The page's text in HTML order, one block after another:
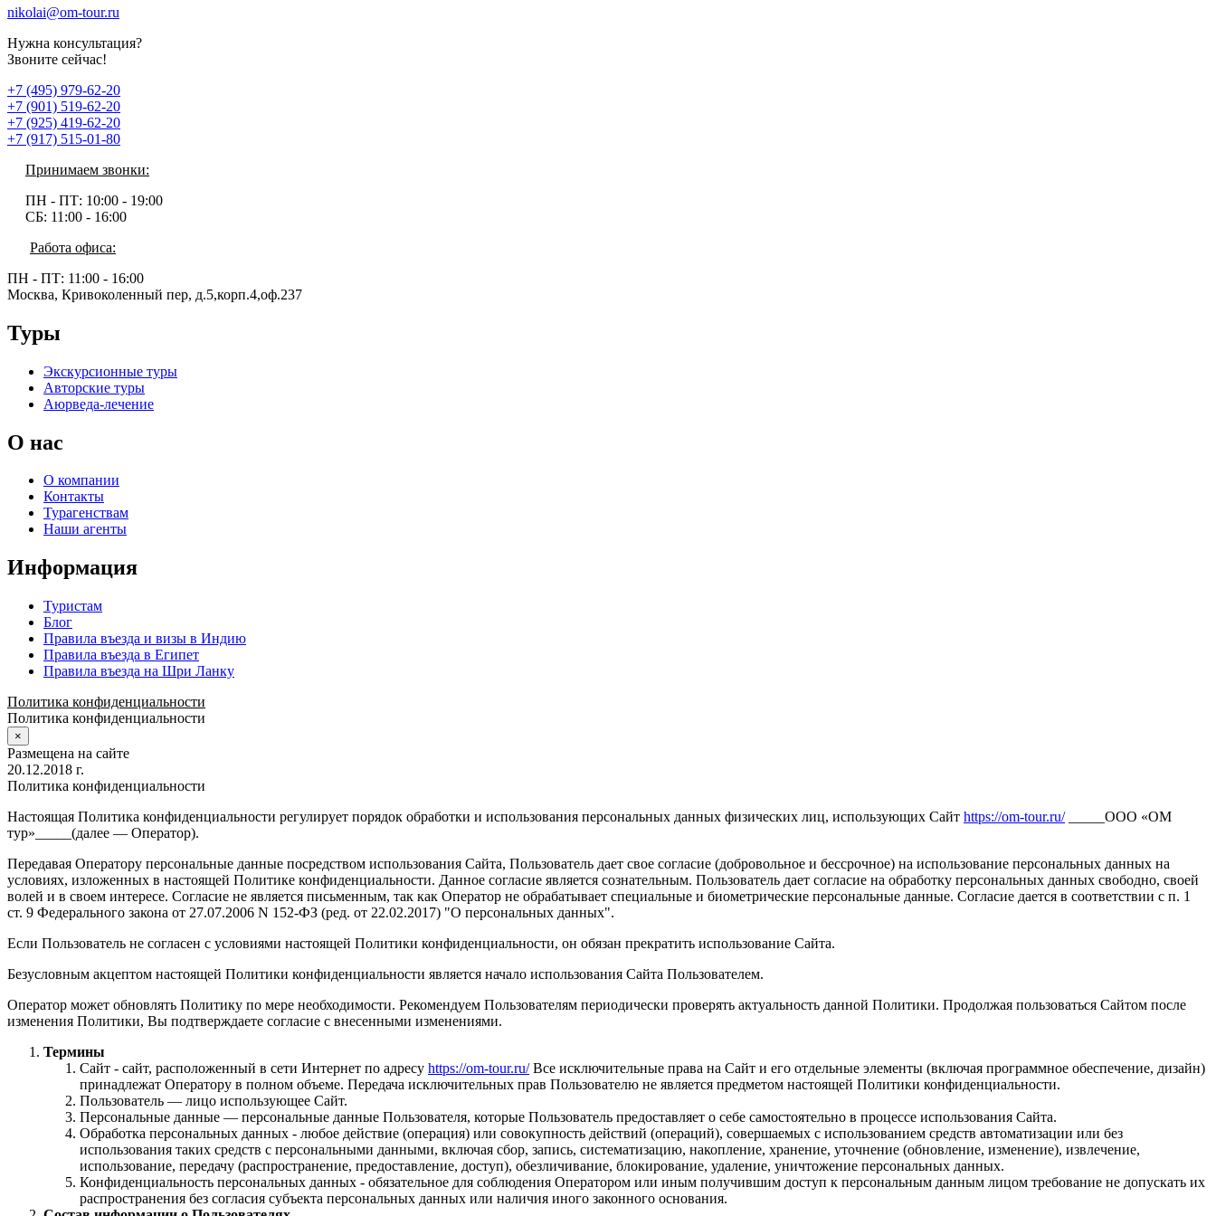
nikolai@om-tour.ru
Нужна консультация?
Звоните сейчас!
+7 (495) 979-62-20
+7 (901) 519-62-20
+7 (925) 419-62-20
+7 (917) 515-01-80
Принимаем звонки:
ПН - ПТ: 10:00 - 19:00
СБ: 11:00 - 16:00
Работа офиса:
ПН - ПТ: 11:00 - 16:00
Москва, Кривоколенный пер, д.5,корп.4,оф.237
Туры
Экскурсионные туры
Авторские туры
Аюрведа-лечение
О нас
О компании
Контакты
Турагенствам
Наши агенты
Информация
Туристам
Блог
Правила въезда и визы в Индию
Правила въезда в Египет
Правила въезда на Шри Ланку
Политика конфиденциальности
Политика конфиденциальности
×
Размещена на сайте
20.12.2018 г.
Политика конфиденциальности
Настоящая Политика конфиденциальности регулирует порядок обработки и использования персональных данных физических лиц, использующих Сайт https://om-tour.ru/_____ООО «ОМ
тур»_____(далее — Оператор).
Передавая Оператору персональные данные посредством использования Сайта, Пользователь дает свое согласие (добровольное и бессрочное) на использование персональных данных на
условиях, изложенных в настоящей Политике конфиденциальности. Данное согласие является сознательным. Пользователь дает согласие на обработку персональных данных свободно, своей
волей и в своем интересе. Согласие не является письменным, так как Оператор не обрабатывает специальные и биометрические персональные данные. Согласие дается в соответствии с п. 1
ст. 9 Федерального закона от 27.07.2006 N 152-ФЗ (ред. от 22.02.2017) "О персональных данных".
Если Пользователь не согласен с условиями настоящей Политики конфиденциальности, он обязан прекратить использование Сайта.
Безусловным акцептом настоящей Политики конфиденциальности является начало использования Сайта Пользователем.
Оператор может обновлять Политику по мере необходимости. Рекомендуем Пользователям периодически проверять актуальность данной Политики. Продолжая пользоваться Сайтом после
изменения Политики, Вы подтверждаете согласие с внесенными изменениями.
Термины
Сайт - сайт, расположенный в сети Интернет по адресу https://om-tour.ru/Все исключительные права на Сайт и его отдельные элементы (включая программное обеспечение, дизайн)
принадлежат Оператору в полном объеме. Передача исключительных прав Пользователю не является предметом настоящей Политики конфиденциальности.
Пользователь — лицо использующее Сайт.
Персональные данные — персональные данные Пользователя, которые Пользователь предоставляет о себе самостоятельно в процессе использования Сайта.
Обработка персональных данных - любое действие (операция) или совокупность действий (операций), совершаемых с использованием средств автоматизации или без
использования таких средств с персональными данными, включая сбор, запись, систематизацию, накопление, хранение, уточнение (обновление, изменение), извлечение,
использование, передачу (распространение, предоставление, доступ), обезличивание, блокирование, удаление, уничтожение персональных данных.
Конфиденциальность персональных данных - обязательное для соблюдения Оператором или иным получившим доступ к персональным данным лицом требование не допускать их
распространения без согласия субъекта персональных данных или наличия иного законного основания.